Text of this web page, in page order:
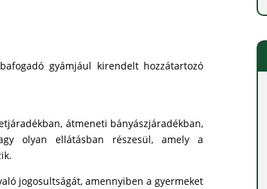
gyámjául kirendelt hozzátartozó
átmeneti bányászjáradékban,
olyan ellátásban részesül, amely a
jogosultságát, amennyiben a gyermeket